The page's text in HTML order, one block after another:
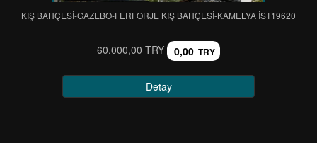
KIŞ BAHÇESİ-GAZEBO-FERFORJE KIŞ BAHÇESİ-KAMELYA IST19620
60.000,00 TRY 0,00 TRY
Detay